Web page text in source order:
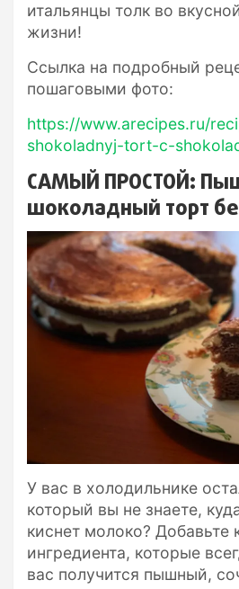
итальянцы толк во
жизни!
Ссылка на подробный
пошаговыми фото:
https://www.arecipes.ru/
shokoladnyj-tort-c-
САМЫЙ ПРОСТОЙ:
шоколадный торт
У вас в холодильнике
который вы не знаете,
киснет молоко? Добавьте
ингредиента, которые
вас получится пышный,